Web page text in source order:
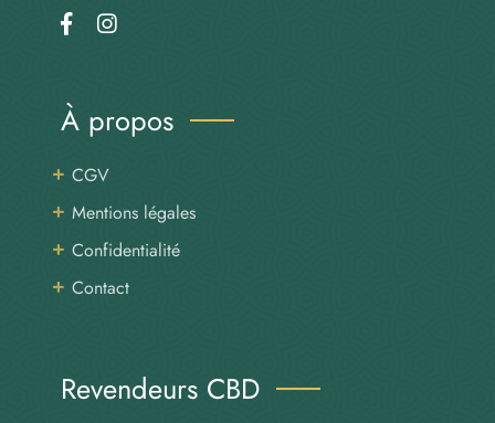
À propos
CGV
Mentions légales
Confidentialité
Contact
Revendeurs CBD